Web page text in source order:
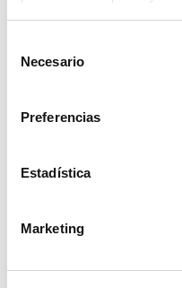
Necesario
Preferencias
Estadística
Marketing